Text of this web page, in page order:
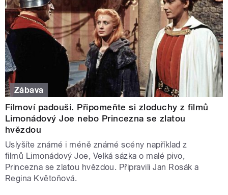
Zábava
Filmoví padouši. Připomeňte si zloduchy z filmů
Limonádový Joe nebo Princezna se zlatou
hvězdou
Uslyšíte známé i méně známé scény například z
filmů Limonádový Joe, Velká sázka o malé pivo,
Princezna se zlatou hvězdou. Připravili Jan Rosák a
Regina Květoňová.